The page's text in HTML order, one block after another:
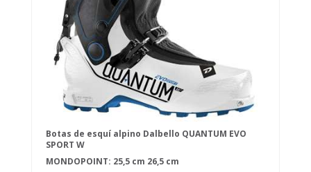
Botas de esquí alpino Dalbello QUANTUM EVO
SPORT W
MONDOPOINT: 25,5 cm 26,5 cm